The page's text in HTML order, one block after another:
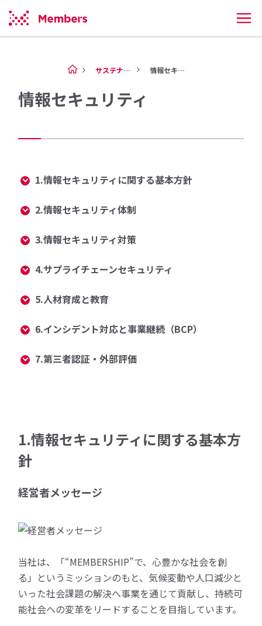
サステナビリティ 情報セキュリティ
情報セキュリティ
1.情報セキュリティに関する基本方針
2.情報セキュリティ体制
3.情報セキュリティ対策
4.サプライチェーンセキュリティ
5.人材育成と教育
6.インシデント対応と事業継続（BCP）
7.第三者認証・外部評価
1.情報セキュリティに関する基本方
針
経営者メッセージ
当社は、「“MEMBERSHIP”で、心豊かな社会を創
る」というミッションのもと、気候変動や人口減少と
いった社会課題の解決へ事業を通じて貢献し、持続可
能社会への変革をリードすることを目指しています。